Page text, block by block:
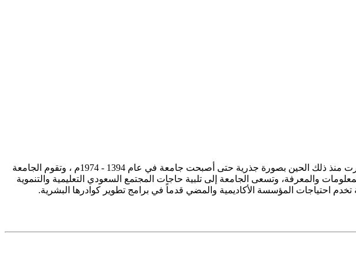
تأسست جامعة الإمام محمد بن سعود الإسلامية ممثلة في كلية الشريعة في سنة 1373هـ 1953م، وتطورت منذ ذلك الحين بصورة جذرية حتى أصبحت جامعة في عام 1394 - 1974م ، وتقوم الجامعة
والمعرفة، وتسعى الجامعة إلى تلبية حاجات المجتمع السعودي التعليمية والتنموية
تخدم احتياجات المؤسسة الأكاديمية والمضي قدماً في برامج تطوير كوادرها البشرية.